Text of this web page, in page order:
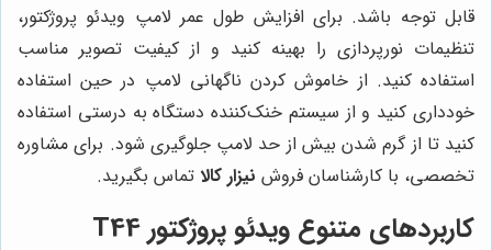
قابل توجه باشد. برای افزایش طول عمر لامپ ویدئو پروژکتور،
تنظیمات نورپردازی را بهینه کنید و از کیفیت تصویر مناسب
استفاده کنید. از خاموش کردن ناگهانی لامپ در حین استفاده
خودداری کنید و از سیستم خنک‌کننده دستگاه به درستی استفاده
کنید تا از گرم شدن بیش از حد لامپ جلوگیری شود. برای مشاوره
تخصصی، با کارشناسان فروش نیزار کالا تماس بگیرید.
کاربردهای متنوع ویدئو پروژکتور T44